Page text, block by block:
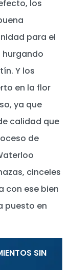
los
para el
hurgando
Y los
en la flor
ya que
calidad que
de
cinceles
con ese bien
puesto en
SIN